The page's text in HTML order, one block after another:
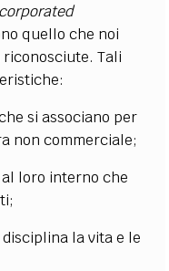
quello che noi
Tali
si associano per
non commerciale;
loro interno che
la vita e le